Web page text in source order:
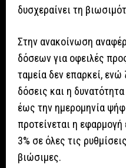
δυσχεραίνει τη
Στην ανακοίνωση
δόσεων για οφειλές
ταμεία δεν επαρκεί,
δόσεις και η
έως την ημερομηνία
προτείνεται η εφαρμογή
3% σε όλες τις
βιώσιμες.